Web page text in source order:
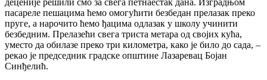
пасареле пешацима ћемо омогућити безбедан прелазак преко
пруге, а нарочито ћемо ђацима одлазак у школу учинити
безбедним. Прелазећи свега триста метара од својих кућа,
уместо да обилазе преко три километра, како је било до сада, –
рекао је председник градске општине Лазаревац Бојан
Синђелић.